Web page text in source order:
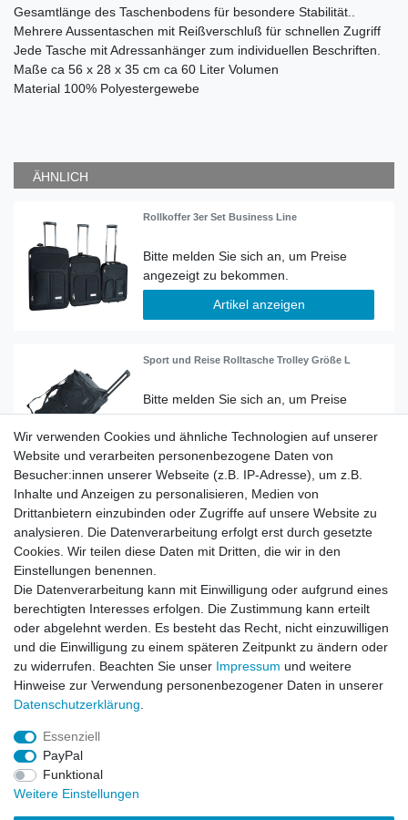
Gesamtlänge des Taschenbodens für besondere Stabilität..
Mehrere Aussentaschen mit Reißverschluß für schnellen Zugriff
Jede Tasche mit Adressanhänger zum individuellen Beschriften.
Maße ca 56 x 28 x 35 cm ca 60 Liter Volumen
Material 100% Polyestergewebe
ÄHNLICH
Rollkoffer 3er Set Business Line
Artikel anzeigen
Sport und Reise Rolltasche Trolley Größe L
Artikel anzeigen
Sport und Reise Rolltasche Trolley Größe XL
Artikel anzeigen
Sport und Reise Rolltasche Trolley Größe XXL
Wir verwenden Cookies und ähnliche Technologien auf unserer
Website und verarbeiten personenbezogene Daten von
Besucher:innen unserer Webseite (z.B. IP-Adresse), um z.B.
Inhalte und Anzeigen zu personalisieren, Medien von
Drittanbietern einzubinden oder Zugriffe auf unsere Website zu
analysieren. Die Datenverarbeitung erfolgt erst durch gesetzte
Cookies. Wir teilen diese Daten mit Dritten, die wir in den
Einstellungen benennen.
Die Datenverarbeitung kann mit Einwilligung oder aufgrund eines
berechtigten Interesses erfolgen. Die Zustimmung kann erteilt
oder abgelehnt werden. Es besteht das Recht, nicht einzuwilligen
und die Einwilligung zu einem späteren Zeitpunkt zu ändern oder
zu widerrufen. Beachten Sie unser Impressum und weitere
Hinweise zur Verwendung personenbezogener Daten in unserer
Daten­schutz­erklärung
Essenziell
PayPal
Funktional
Weitere Einstellungen